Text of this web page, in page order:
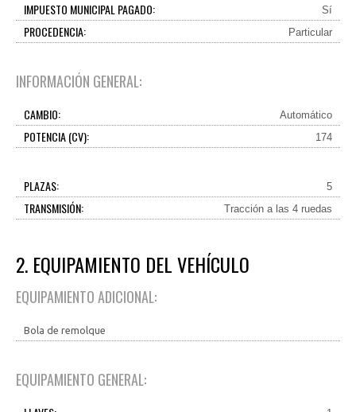
IMPUESTO MUNICIPAL PAGADO: Sí
PROCEDENCIA: Particular
INFORMACIÓN GENERAL:
CAMBIO: Automático
POTENCIA (CV): 174
PLAZAS: 5
TRANSMISIÓN: Tracción a las 4 ruedas
2. EQUIPAMIENTO DEL VEHÍCULO
EQUIPAMIENTO ADICIONAL:
Bola de remolque
EQUIPAMIENTO GENERAL: